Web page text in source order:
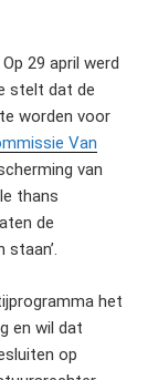
29 april werd
stelt dat de
worden voor
Van
van
thans
de
het
en wil dat
op